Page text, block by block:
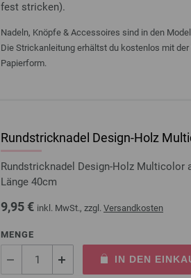
fest stricken).
Nadeln, Knöpfe & Accessoires sind in den
Die Strickanleitung erhältst du kostenlos mit
Papierform.
Rundstricknadel Design-Holz
Rundstricknadel Design-Holz Multicolor
Länge 40cm
9,95 € inkl. MwSt., zzgl. Versandkosten
MENGE
IN DEN